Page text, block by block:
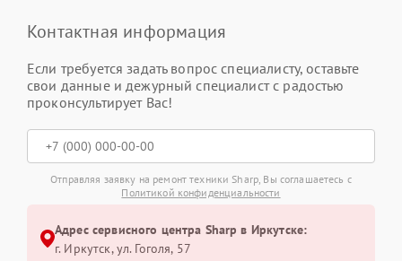
Контактная информация
Если требуется задать вопрос специалисту, оставьте
свои данные и дежурный специалист с радостью
проконсультирует Вас!
Отправляя заявку на ремонт техники Sharp, Вы соглашаетесь с
Политикой конфиденциальности
Адрес сервисного центра Sharp в Иркутске:
г. Иркутск, ул. ​Гоголя, 57